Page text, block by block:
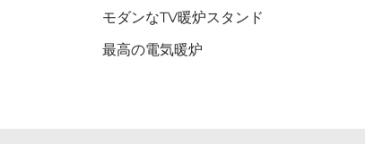
モダンなTV暖炉スタンド
最高の電気暖炉